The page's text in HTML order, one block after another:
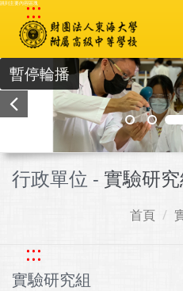
跳到主要內容區塊
:::
暫停輪播
行政單位 - 實驗研究
首頁
:::
實驗研究組